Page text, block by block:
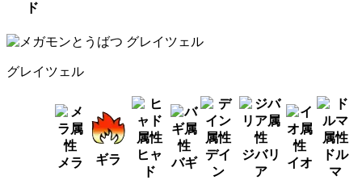
ド
グレイツェル
メラ ギラ
ヒャ
ド
バギ
デイ
ン
ジバリ
ア
イオ
ドル
マ